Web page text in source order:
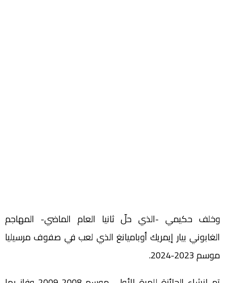
وخلف حكيمي -الذي حلّ ثانيا العام الماضي- المهاجم
الغابوني بيار إيمريك أوباميانغ الذي لعب في صفوف مرسيليا
موسم 2023-2024.